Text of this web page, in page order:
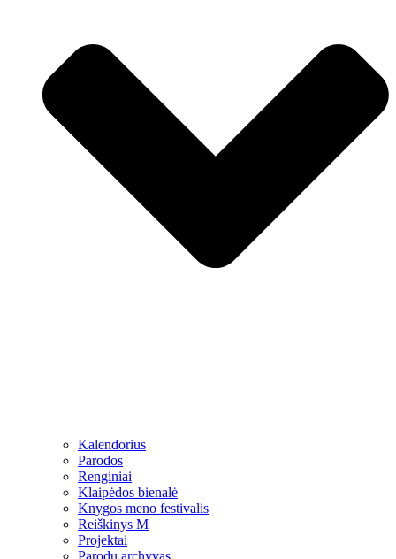
Kalendorius
Parodos
Renginiai
Klaipėdos bienalė
Knygos meno festivalis
Reiškinys M
Projektai